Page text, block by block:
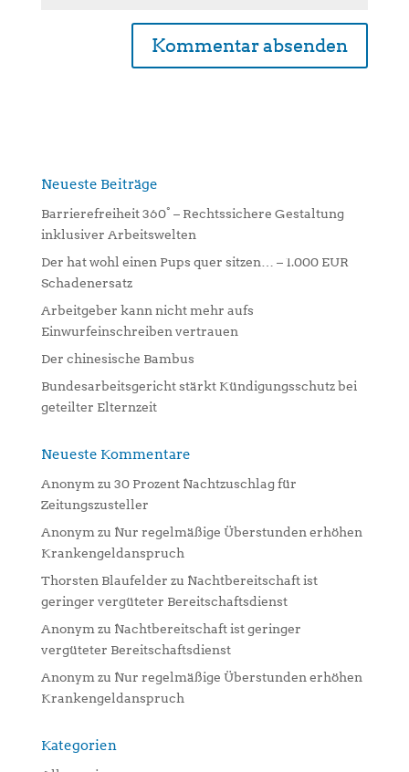
n
v
e
:
Neueste Beiträge
Barrierefreiheit 360° – Rechtssichere Gestaltung
inklusiver Arbeitswelten
Der hat wohl einen Pups quer sitzen… – 1.000 EUR
Schadenersatz
Arbeitgeber kann nicht mehr aufs
Einwurfeinschreiben vertrauen
Der chinesische Bambus
Bundesarbeitsgericht stärkt Kündigungsschutz bei
geteilter Elternzeit
Neueste Kommentare
Anonym zu 30 Prozent Nachtzuschlag für
Zeitungszusteller
Anonym zu Nur regelmäßige Überstunden erhöhen
Krankengeldanspruch
Thorsten Blaufelder zu Nachtbereitschaft ist
geringer vergüteter Bereitschaftsdienst
Anonym zu Nachtbereitschaft ist geringer
vergüteter Bereitschaftsdienst
Anonym zu Nur regelmäßige Überstunden erhöhen
Krankengeldanspruch
Kategorien